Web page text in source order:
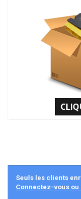
Seuls les clients
Connectez-vous